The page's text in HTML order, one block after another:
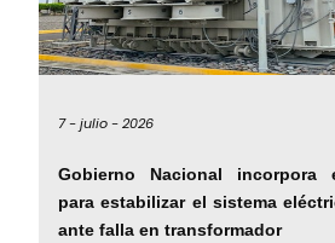
7 -julio -2026
Gobierno Nacional incorpora
para estabilizar el sistema
ante falla en transformador